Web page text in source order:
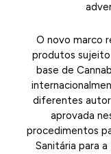
O novo marco
produtos sujeito
base de
diferentes
aprovada
procedimentos
Sanitária para